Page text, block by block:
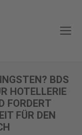
BDS
HOTELLERIE U
I
FÜR DEN A